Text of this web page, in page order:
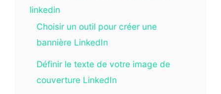
linkedin
Choisir un outil pour créer une
bannière LinkedIn
Définir le texte de votre image de
couverture LinkedIn